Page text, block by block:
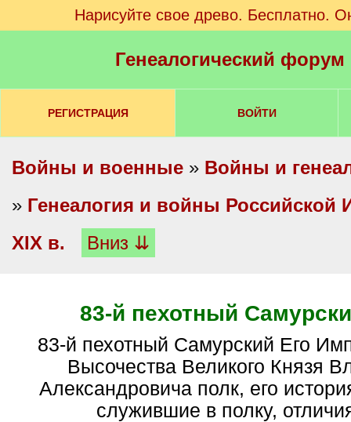
Нарисуйте свое древо. Бесплатно.
Генеалогический
РЕГИСТРАЦИЯ ВОЙТИ
Войны и военные » Войны и
» Генеалогия и войны Российской
XIX в.
Вниз ⇊
83-й пехотный
83-й пехотный Самурский Его Императорского
Высочества Великого Князя
Александровича полк, его
служившие в полку,